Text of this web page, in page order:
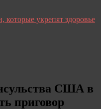
которые укрепят здоровье
США в
приговор